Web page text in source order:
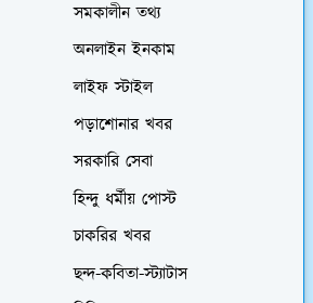
সমকালীন তথ্য
অনলাইন ইনকাম
লাইফ স্টাইল
পড়াশোনার খবর
সরকারি সেবা
হিন্দু ধর্মীয় পোস্ট
চাকরির খবর
ছন্দ-কবিতা-স্ট্যাটাস